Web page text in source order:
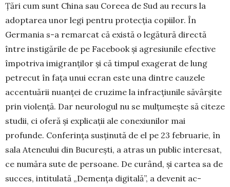
Țări cum sunt Chi­na sau Coreea de Sud au recurs la
adoptarea unor legi pen­tru protec­ția copiilor. În
Germania s-a remarcat că există o legătură directă
între instigă­rile de pe Facebook și agresiunile efective
împo­triva imi­granților și că timpul exagerat de lung
petrecut în fața unui ecran este una dintre cauzele
accen­tuă­rii nuanței de cruzime la infracțiunile săvârșite
prin violență. Dar neurologul nu se mulțumește să citeze
studii, ci oferă și explicații ale co­nexi­unilor mai
profunde. Conferința susți­nută de el pe 23 februarie, în
sala Ateneului din București, a atras un public interesat,
ce număra sute de per­soane. De curând, și cartea sa de
suc­ces, intitulată „De­mența digitală”, a devenit ac­